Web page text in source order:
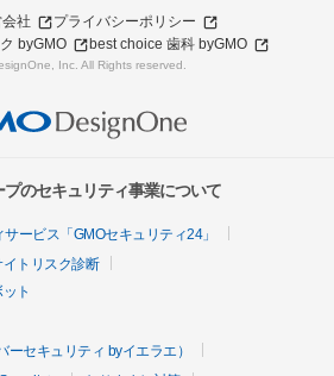
社
プライバシーポリシー
byGMO
best choice 歯科 byGMO
Inc. All Rights reserved.
のセキュリティ事業について
ービス「GMOセキュリティ24」
イトリスク診断
ト
セキュリティ byイエラエ）